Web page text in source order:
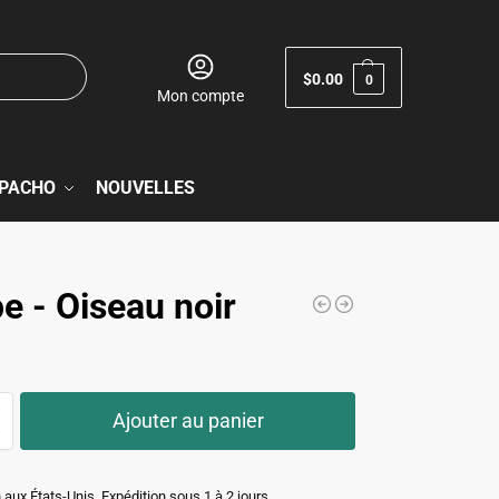
Mon compte
$0.00 0
NOUVELLES
- Oiseau noir
Ajouter au panier